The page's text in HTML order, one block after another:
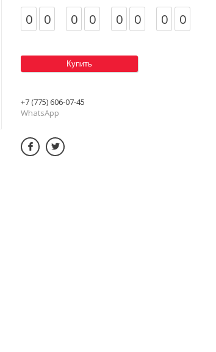
0 0 0 0 0 0 0 0
Купить
+7 (775) 606-07-45
WhatsApp